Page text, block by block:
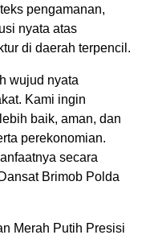
pengamanan,
nyata atas
di daerah terpencil.
wujud nyata
Kami ingin
baik, aman, dan
perekonomian.
secara
Brimob Polda
Merah Putih Presisi